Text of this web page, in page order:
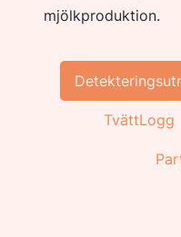
mjölkproduktion.
TvättLogg